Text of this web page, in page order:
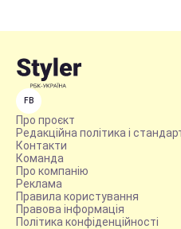
FB
Про проєкт
Редакційна політика і
Контакти
Команда
Про компанію
Реклама
Правила користування
Правова інформація
Політика конфіденційності